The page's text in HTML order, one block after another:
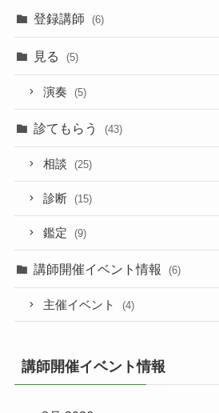
登録講師 (6)
見る (5)
演奏 (5)
診てもらう (43)
相談 (25)
診断 (15)
鑑定 (9)
講師開催イベント情報 (6)
主催イベント (4)
講師開催イベント情報